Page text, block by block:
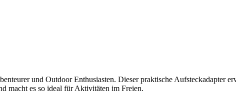
und Outdoor Enthusiasten. Dieser praktische Aufsteckadapter
macht es so ideal für Aktivitäten im Freien.